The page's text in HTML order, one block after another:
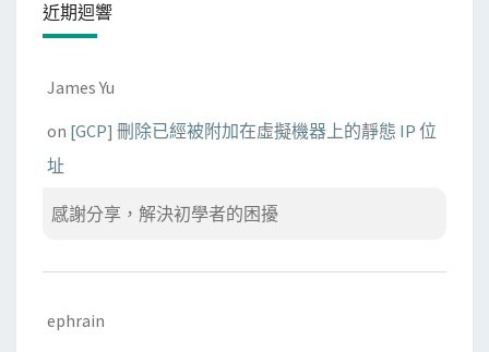
近期迴響
James Yu
on [GCP] 刪除已經被附加在虛擬機器上的靜態 IP 位
址
感謝分享，解決初學者的困擾
ephrain